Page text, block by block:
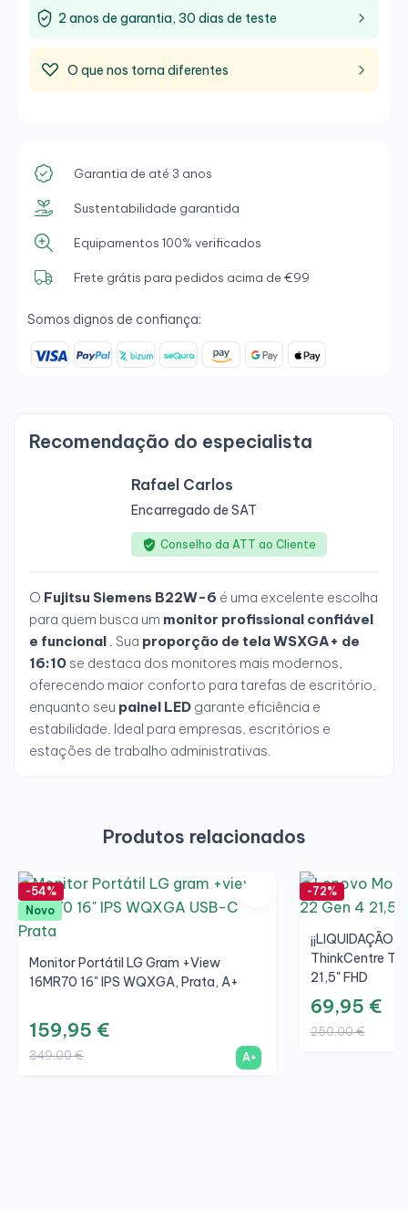
2 anos de garantia, 30 dias de teste
O que nos torna diferentes
Garantia de até 3 anos
Sustentabilidade garantida
Equipamentos 100% verificados
Frete grátis para pedidos acima de €99
Somos dignos de confiança:
Recomendação do especialista
Rafael Carlos
Encarregado de SAT
Conselho da ATT ao Cliente
O Fujitsu Siemens B22W-6 é uma excelente escolha
para quem busca um monitor profissional confiável
e funcional . Sua proporção de tela WSXGA+ de
16:10 se destaca dos monitores mais modernos,
oferecendo maior conforto para tarefas de escritório,
enquanto seu painel LED garante eficiência e
estabilidade. Ideal para empresas, escritórios e
estações de trabalho administrativas.
Produtos relacionados
-54%
Novo
Monitor Portátil LG Gram +view
16MR70 16" IPS WQXGA, Prata, A+
159,95 €
349,00 € A+
-72%
ThinkCentre
21,5" FHD
69,95 €
250,00 €